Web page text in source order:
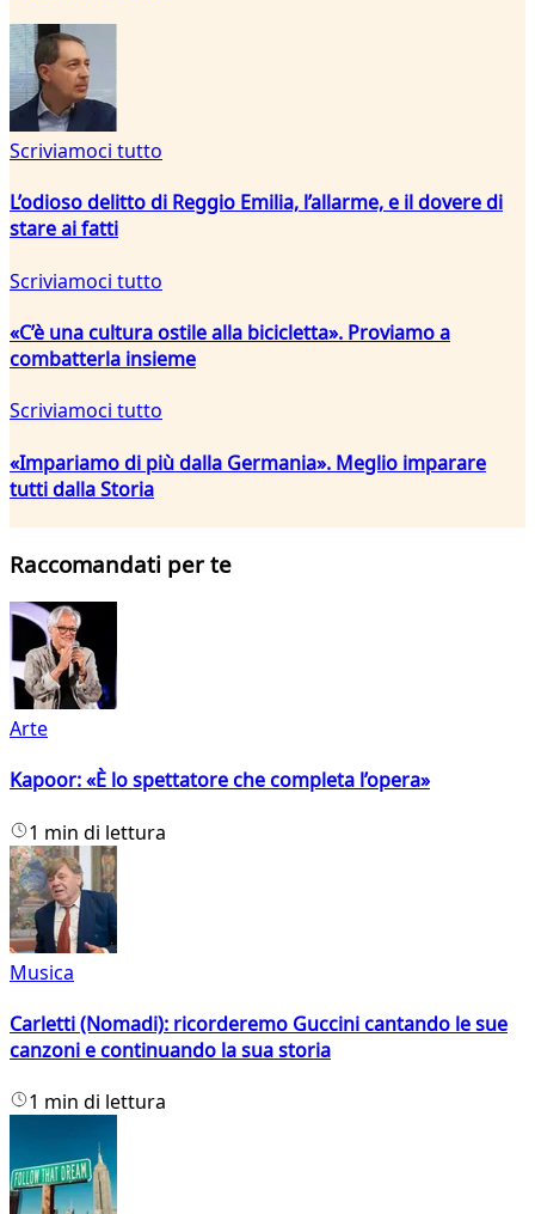
Scriviamoci tutto
L’odioso delitto di Reggio Emilia, l’allarme, e il dovere di
stare ai fatti
Scriviamoci tutto
«C’è una cultura ostile alla bicicletta». Proviamo a
combatterla insieme
Scriviamoci tutto
«Impariamo di più dalla Germania». Meglio imparare
tutti dalla Storia
Raccomandati per te
Arte
Kapoor: «È lo spettatore che completa l’opera»
1 min di lettura
Musica
Carletti (Nomadi): ricorderemo Guccini cantando le sue
canzoni e continuando la sua storia
1 min di lettura